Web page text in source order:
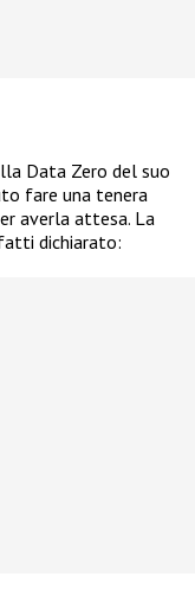
Data Zero del suo
fare una tenera
averla attesa. La
dichiarato: